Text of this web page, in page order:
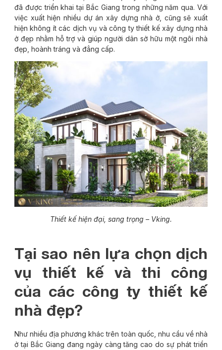
đã được triển khai tại Bắc Giang trong những năm qua. Với
việc xuất hiện nhiều dự án xây dựng nhà ở, cũng sẽ xuất
hiện không ít các dịch vụ và công ty thiết kế xây dựng nhà
ở đẹp nhằm hỗ trợ và giúp người dân sở hữu một ngôi nhà
đẹp, hoành tráng và đẳng cấp.
Thiết kế hiện đại, sang trọng – Vking.
Tại sao nên lựa chọn dịch
vụ thiết kế và thi công
của các công ty thiết kế
nhà đẹp?
Như nhiều địa phương khác trên toàn quốc, nhu cầu về nhà
ở tại Bắc Giang đang ngày càng tăng cao do sự phát triển